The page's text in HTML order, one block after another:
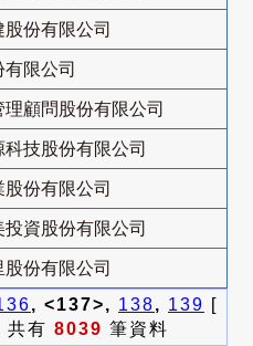
股份有限公司
有限公司
顧問股份有限公司
技股份有限公司
份有限公司
資股份有限公司
股份有限公司
, <137>, 138, 139 [
共有 8039 筆資料